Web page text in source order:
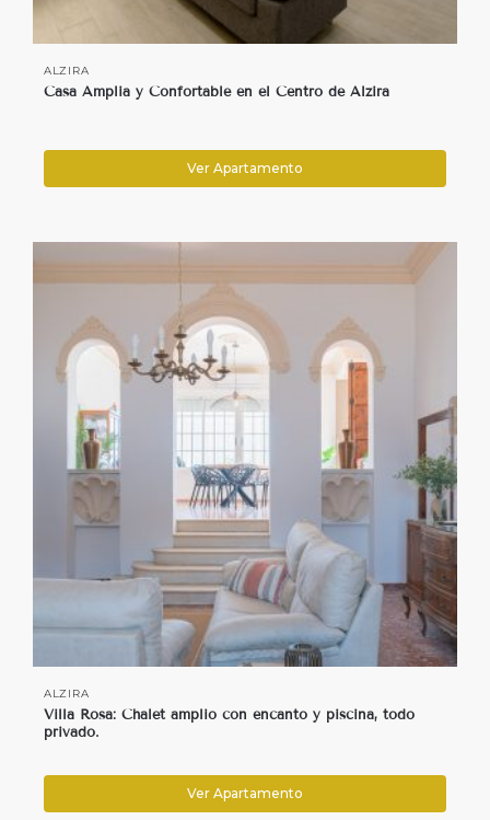
ALZIRA
Casa Amplia y Confortable en el Centro de Alzira
Ver Apartamento
ALZIRA
Villa Rosa: Chalet amplio con encanto y piscina, todo
privado.
Ver Apartamento